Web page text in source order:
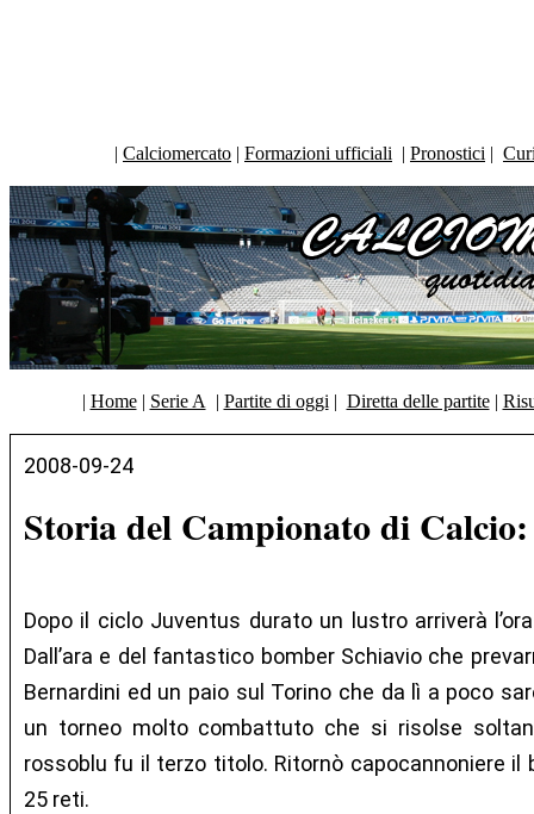
| Calciomercato | Formazioni ufficiali | Pronostici |
| Home| Serie A | Partite di oggi | Diretta delle partite|
2008-09-24
Storia del Campionato di Calcio:
Dopo il ciclo Juventus durato un lustro arriverà
Dall’ara e del fantastico bomber Schiavio che
Bernardini ed un paio sul Torino che da lì a poco
un torneo molto combattuto che si risolse
rossoblu fu il terzo titolo. Ritornò capocannoniere il
25 reti.